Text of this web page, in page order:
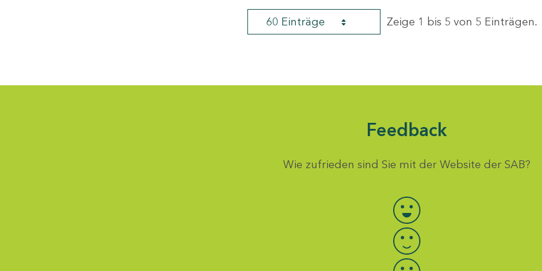
60 Einträge Zeige 1 bis 5 von 5 Einträgen.
Feedback
Wie zufrieden sind Sie mit der Website der SAB?
Bewertung auswählen